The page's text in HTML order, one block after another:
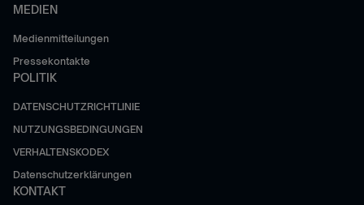
MEDIEN
Medienmitteilungen
Pressekontakte
POLITIK
DATENSCHUTZRICHTLINIE
NUTZUNGSBEDINGUNGEN
VERHALTENSKODEX
Datenschutzerklärungen
KONTAKT